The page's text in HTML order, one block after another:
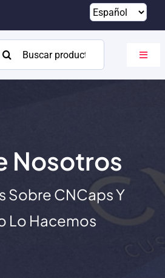
Nosotros
Sobre CNCaps Y
Lo Hacemos